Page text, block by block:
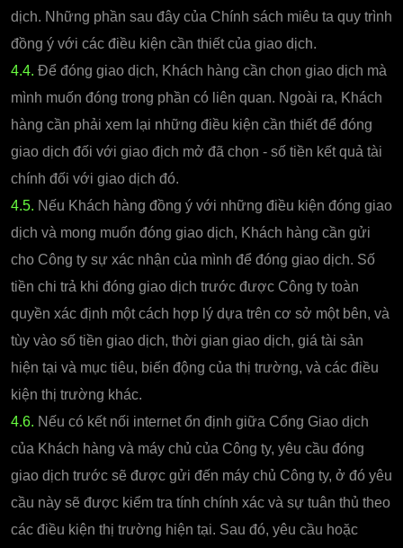
dịch. Những phần sau đây của Chính sách miêu ta quy trình
đồng ý với các điều kiện cần thiết của giao dịch.
4.4. Để đóng giao dịch, Khách hàng cần chọn giao dịch mà
mình muốn đóng trong phần có liên quan. Ngoài ra, Khách
hàng cần phải xem lại những điều kiện cần thiết để đóng
giao dịch đối với giao địch mở đã chọn - số tiền kết quả tài
chính đối với giao dịch đó.
4.5. Nếu Khách hàng đồng ý với những điều kiện đóng giao
dịch và mong muốn đóng giao dịch, Khách hàng cần gửi
cho Công ty sự xác nhận của mình để đóng giao dịch. Số
tiền chi trả khi đóng giao dịch trước được Công ty toàn
quyền xác định một cách hợp lý dựa trên cơ sở một bên, và
tùy vào số tiền giao dịch, thời gian giao dịch, giá tài sản
hiện tại và mục tiêu, biến động của thị trường, và các điều
kiện thị trường khác.
4.6. Nếu có kết nối internet ổn định giữa Cổng Giao dịch
của Khách hàng và máy chủ của Công ty, yêu cầu đóng
giao dịch trước sẽ được gửi đến máy chủ Công ty, ở đó yêu
cầu này sẽ được kiểm tra tính chính xác và sự tuân thủ theo
các điều kiện thị trường hiện tại. Sau đó, yêu cầu hoặc